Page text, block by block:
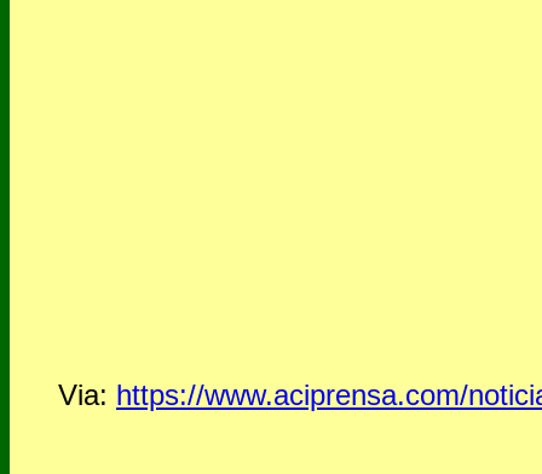
Via: https://www.aciprensa.com/